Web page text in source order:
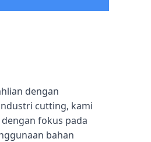
dengan
cutting, kami
fokus pada
bahan